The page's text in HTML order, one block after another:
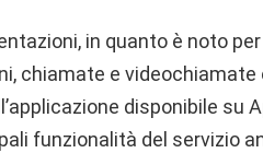
in quanto è noto
chiamate e videochiamate
disponibile su
funzionalità del servizio